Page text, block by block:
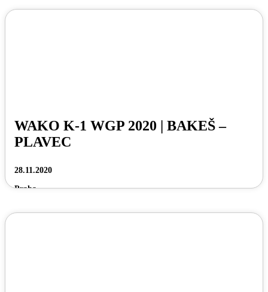
WAKO K-1 WGP 2020 | BAKEŠ –
PLAVEC
28.11.2020
Praha